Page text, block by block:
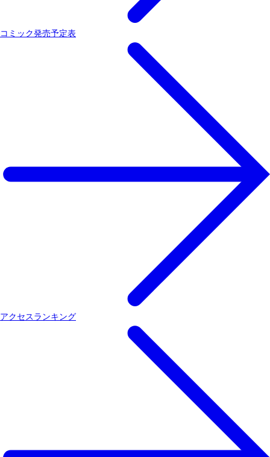
コミック発売予定表
アクセスランキング